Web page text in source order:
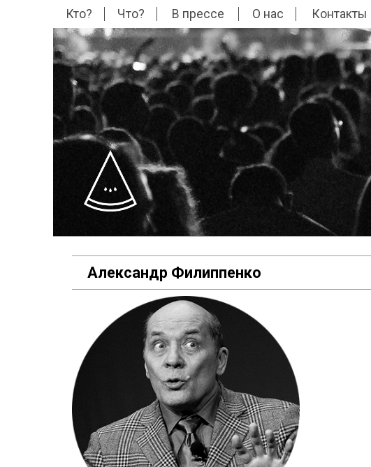
Кто? Что? В прессе О нас Контакты
Александр Филиппенко